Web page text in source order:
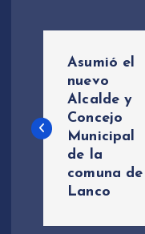
v
Asumió el
nuevo
Alcalde y
Concejo
Municipal
de la
comuna de
Lanco